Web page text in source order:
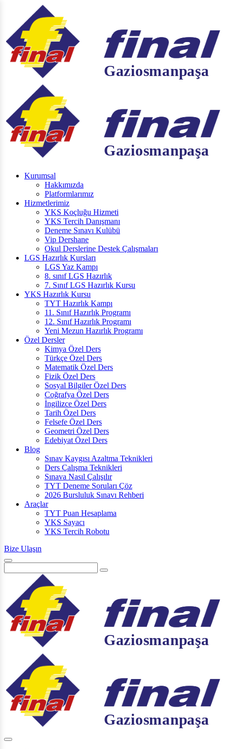
Kurumsal
Hakkımızda
Platformlarımız
Hizmetlerimiz
YKS Koçluğu Hizmeti
YKS Tercih Danışmanı
Deneme Sınavı Kulübü
Vip Dershane
Okul Derslerine Destek Çalışmaları
LGS Hazırlık Kursları
LGS Yaz Kampı
8. sınıf LGS Hazırlık
7. Sınıf LGS Hazırlık Kursu
YKS Hazırlık Kursu
TYT Hazırlık Kampı
11. Sınıf Hazırlık Programı
12. Sınıf Hazırlık Programı
Yeni Mezun Hazırlık Programı
Özel Dersler
Kimya Özel Ders
Türkçe Özel Ders
Matematik Özel Ders
Fizik Özel Ders
Sosyal Bilgiler Özel Ders
Coğrafya Özel Ders
İngilizce Özel Ders
Tarih Özel Ders
Felsefe Özel Ders
Geometri Özel Ders
Edebiyat Özel Ders
Blog
Sınav Kaygısı Azaltma Teknikleri
Ders Çalışma Teknikleri
Sınava Nasıl Çalışılır
TYT Deneme Soruları Çöz
2026 Bursluluk Sınavı Rehberi
Araçlar
TYT Puan Hesaplama
YKS Sayacı
YKS Tercih Robotu
Bize Ulaşın